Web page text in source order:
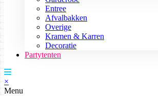
Entree
Afvalbakken
Overige
Kramen & Karren
Decoratie
Partytenten
×
Menu